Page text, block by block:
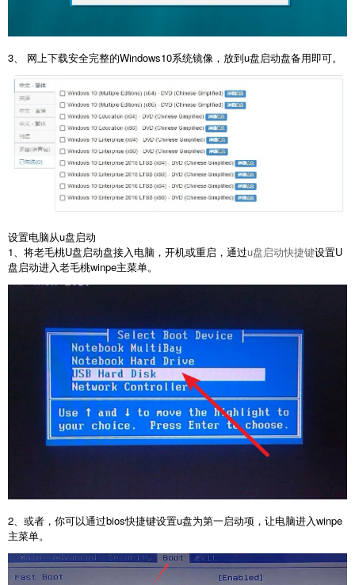
3、 网上下载安全完整的Windows10系统镜像，放到u盘启动盘备用即可。
设置电脑从u盘启动
1、将老毛桃U盘启动盘接入电脑，开机或重启，通过u盘启动快捷键设置U
盘启动进入老毛桃winpe主菜单。
2、或者，你可以通过bios快捷键设置u盘为第一启动项，让电脑进入winpe
主菜单。